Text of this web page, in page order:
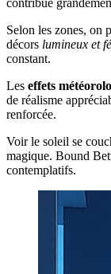
Selon les zones, on
décors lumineux et
constant.
Les effets
de réalisme
renforcée.
Voir le soleil se
magique. Bound
contemplatifs.